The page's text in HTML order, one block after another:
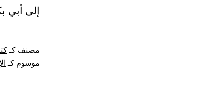
إلى أبي
مصنف كـ
موسوم كـ